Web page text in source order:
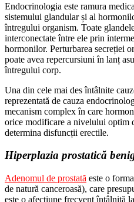
Endocrinologia este ramura
sistemului glandular și al
întregului organism. Toate
interconectate între ele prin
hormonilor. Perturbarea secreției
poate avea repercursiuni în lanț
întregului corp.
Una din cele mai des întâlnite
reprezentată de cauza
mecanism complex în care
orice modificare a nivelului optim
determina disfuncții erectile.
Hiperplazia prostatică
Adenomul de prostată este o
de natură canceroasă), care
este o afecțiune frecvent întâlnită